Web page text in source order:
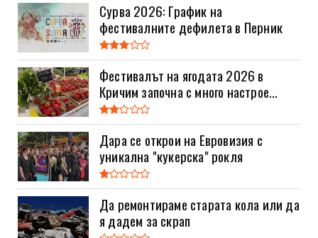
Сурва 2026: График на
фестивалните дефилета в Перник
Фестивалът на ягодата 2026 в
Кричим започна с много настрое...
Дара се открои на Евровизия с
уникална "кукерска" рокля
Да ремонтираме старата кола или да
я дадем за скрап